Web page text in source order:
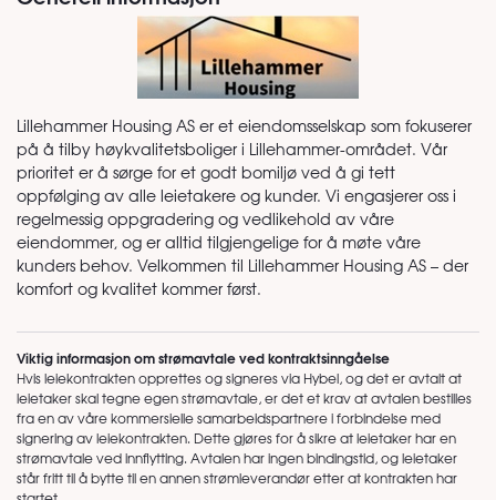
Lillehammer Housing AS er et eiendomsselskap som fokuserer
på å tilby høykvalitetsboliger i Lillehammer-området. Vår
prioritet er å sørge for et godt bomiljø ved å gi tett
oppfølging av alle leietakere og kunder. Vi engasjerer oss i
regelmessig oppgradering og vedlikehold av våre
eiendommer, og er alltid tilgjengelige for å møte våre
kunders behov. Velkommen til Lillehammer Housing AS – der
komfort og kvalitet kommer først.
Viktig informasjon om strømavtale ved kontraktsinngåelse
Hvis leiekontrakten opprettes og signeres via Hybel, og det er avtalt at
leietaker skal tegne egen strømavtale, er det et krav at avtalen bestilles
fra en av våre kommersielle samarbeidspartnere i forbindelse med
signering av leiekontrakten. Dette gjøres for å sikre at leietaker har en
strømavtale ved innflytting. Avtalen har ingen bindingstid, og leietaker
står fritt til å bytte til en annen strømleverandør etter at kontrakten har